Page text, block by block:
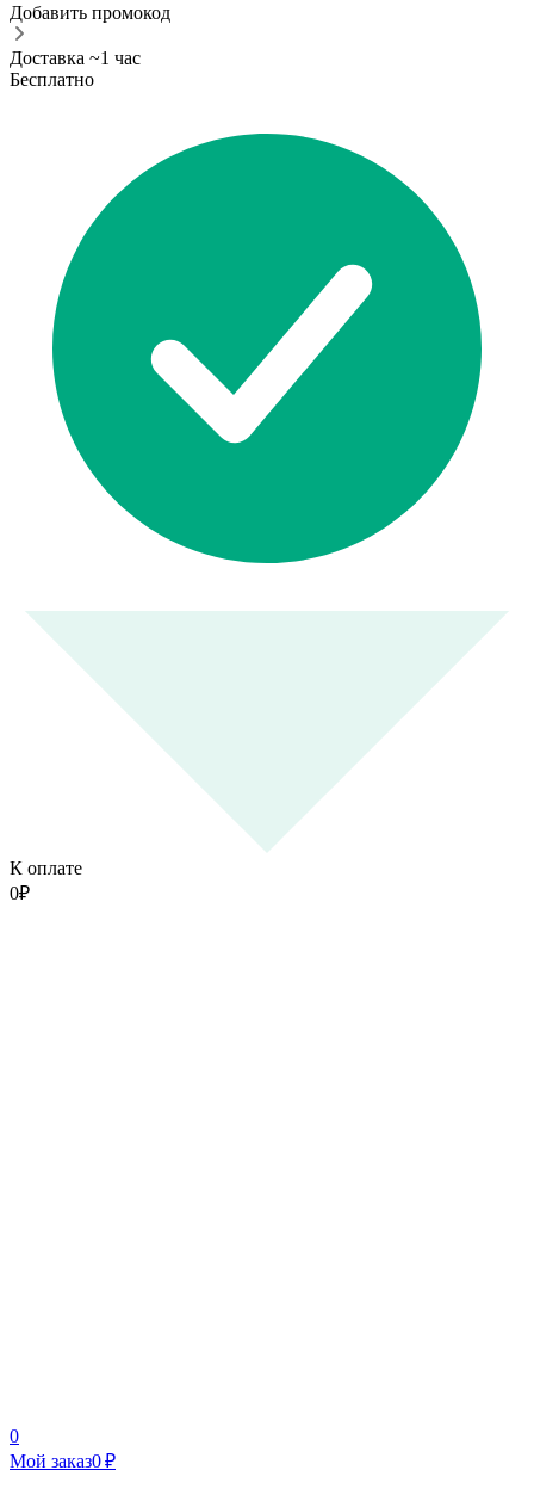
Добавить промокод
Доставка ~1 час
Бесплатно
К оплате
0₽
0
Мой заказ0 ₽